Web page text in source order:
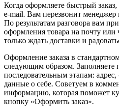
Когда оформляете быстрый
e-mail. Вам перезвонит менеджер
По результатам разговора вам
оформления товара на почту или
только ждать доставки и
Оформление заказа в
следующим образом. Заполняете
последовательным этапам:
данные о себе. Советуем в
информацию, которая поможет
кнопку «Оформить заказ».